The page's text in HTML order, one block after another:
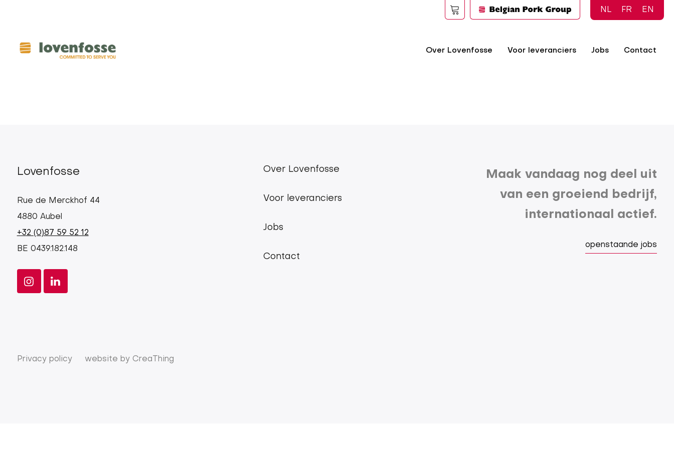
NL FR EN
Over Lovenfosse Voor leveranciers Jobs Contact
Lovenfosse
Rue de Merckhof 44
4880 Aubel
+32 (0)87 59 52 12
BE 0439.182.148
Lovenfosse
main
menu
Over Lovenfosse
Voor leveranciers
Jobs
Contact
Maak vandaag nog deel uit
van een groeiend bedrijf,
internationaal actief.
openstaande jobs
Privacy policy website by CreaThing